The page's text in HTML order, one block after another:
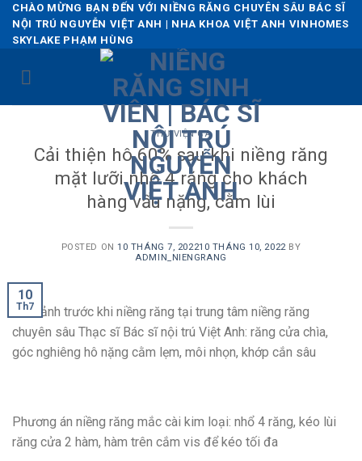
Skip
content
CHÀO MỪNG BẠN ĐẾN VỚI NIỀNG RĂNG CHUYÊN SÂU BÁC SĨ
NỘI TRÚ NGUYỄN VIỆT ANH | NHA KHOA VIỆT ANH VINHOMES
SKYLAKE PHẠM HÙNG
THƯ VIỆN CA
Cải thiện hô 60% sau khi niềng răng
mặt lưỡi nhổ 4 răng cho khách
hàng vẩu nặng, cằm lùi
POSTED ON10 THÁNG 7, 202210 THÁNG 10, 2022 BY
ADMIN_NIENGRANG
10
Th7
Hình ảnh trước khi niềng răng tại trung tâm niềng răng
chuyên sâu Thạc sĩ Bác sĩ nội trú Việt Anh: răng cửa chìa,
góc nghiêng hô nặng cằm lẹm, môi nhọn, khớp cắn sâu
Phương án niềng răng mắc cài kim loại: nhổ 4 răng, kéo lùi
răng cửa 2 hàm, hàm trên cắm vis để kéo tối đa